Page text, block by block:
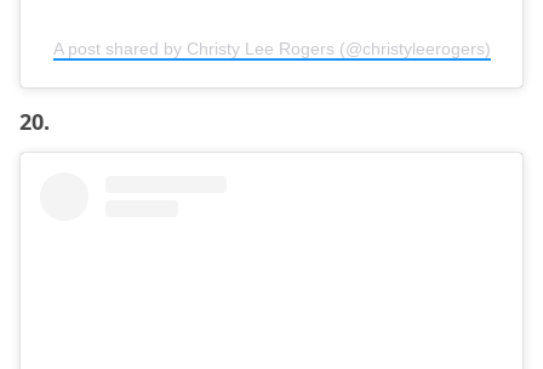
A post shared by Christy Lee Rogers (@christyleerogers)
20.